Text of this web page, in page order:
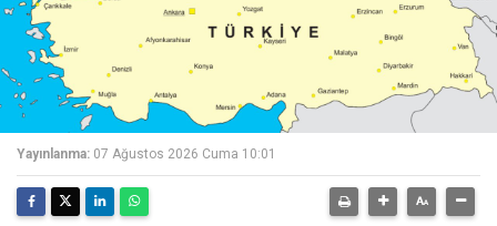
Yayınlanma: 07 Ağustos 2026 Cuma 10:01